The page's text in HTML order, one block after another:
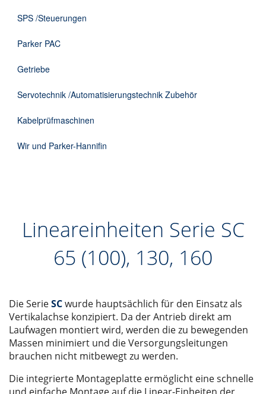
SPS /Steuerungen
Parker PAC
Getriebe
Servotechnik /Automatisierungstechnik Zubehör
Kabelprüfmaschinen
Wir und Parker-Hannifin
Lineareinheiten Serie SC
65 (100), 130, 160
Die SerieSCwurde hauptsächlich für den Einsatz als
Vertikalachse konzipiert. Da der Antrieb direkt am
Laufwagen montiert wird, werden die zu bewegenden
Massen minimiert und die Versorgungsleitungen
brauchen nicht mitbewegt zu werden.
Die integrierte Montageplatte ermöglicht eine schnelle